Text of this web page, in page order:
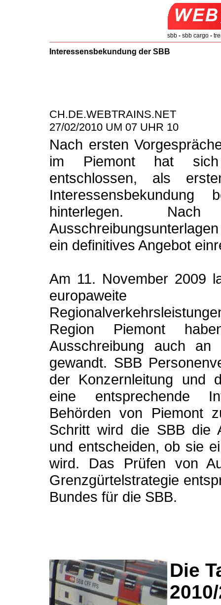
sbb - sbb cargo -
Interessensbekundung der SBB
CH.DE.WEBTRAINS.NET
27/02/2010 UM 07 UHR 10
Nach ersten
im Piemont hat sich
entschlossen, als
hinterlegen.
ein definitives Angebot
Am 11. November 2009
europaweite
Region Piemont
Ausschreibung auch
gewandt. SBB
der Konzernleitung und
eine entsprechende
Behörden von Piemont
Schritt wird die SBB die
und entscheiden, ob sie
wird. Das Prüfen von
Grenzgürtelstrategie
Bundes für die SBB.
Die